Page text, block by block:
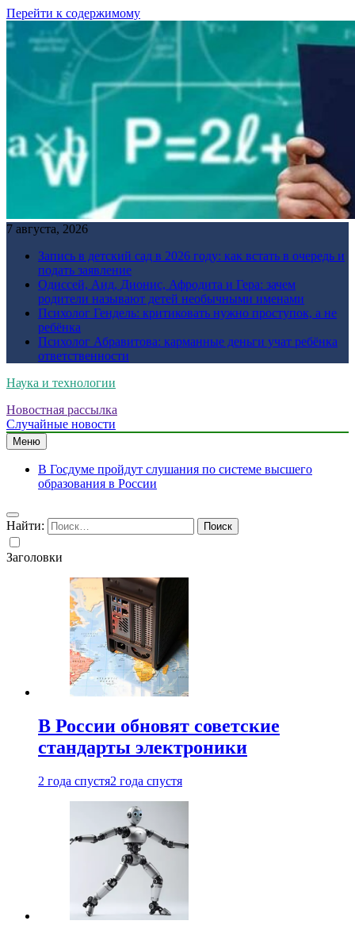
Перейти к содержимому
7 августа, 2026
Запись в детский сад в 2026 году: как встать в очередь и
подать заявление
Одиссей, Аид, Дионис, Афродита и Гера: зачем
родители называют детей необычными именами
Психолог Гендель: критиковать нужно проступок, а не
ребёнка
Психолог Абравитова: карманные деньги учат ребёнка
ответственности
Наука и технологии
Новостная рассылка
Случайные новости
Меню
В Госдуме пройдут слушания по системе высшего
образования в России
Найти:
Заголовки
В России обновят советские
стандарты электроники
2 года спустя2 года спустя